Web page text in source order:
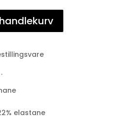
elastane